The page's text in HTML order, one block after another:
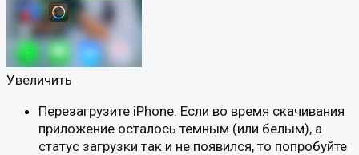
Увеличить
Перезагрузите iPhone. Если во время скачивания
приложение осталось темным (или белым), а
статус загрузки так и не появился, то попробуйте